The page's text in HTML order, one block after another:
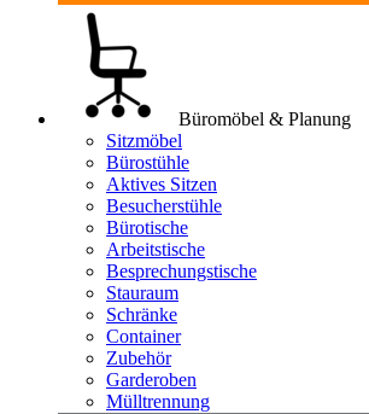
Büromöbel & Planung
Sitzmöbel
Bürostühle
Aktives Sitzen
Besucherstühle
Bürotische
Arbeitstische
Besprechungstische
Stauraum
Schränke
Container
Zubehör
Garderoben
Mülltrennung